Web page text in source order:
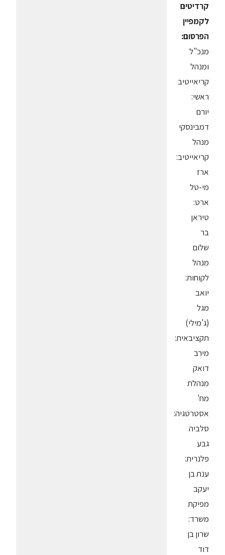
קרדיטים
לקמפיין
הפרסום:
מנכ"ל
ומנהל
קריאייטיב
ראשי:
יורם
דמבינסקי
מנהל
קריאייטיב:
ארז
מי-טל
ארט:
טיראן
בר
שלום
מנהל
לקוחות:
יואב
מגל
(ג'מילי)
תקציבאית:
מירב
דואק
מנהלת
מח'
אסטרטגיה:
סלביה
גבע
פלנרית:
ענת בן
יעקב
מפיקת
משרד:
שרון בן
דוד